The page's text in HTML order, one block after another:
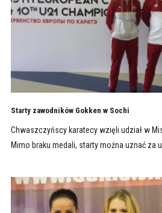
Starty zawodników Gokken w Sochi
Chwaszczyńscy karatecy wzięli udział w
Mimo braku medali, starty można uznać za